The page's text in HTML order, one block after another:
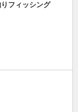
フィッシング